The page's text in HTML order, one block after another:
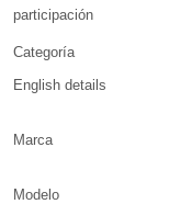
participación
Categoría
English details
Marca
Modelo